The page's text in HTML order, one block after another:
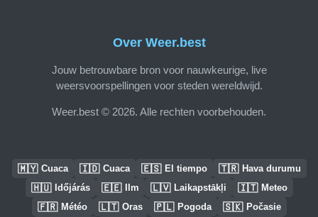
Over Weer.best
Jouw betrouwbare bron voor nauwkeurige, live
weersvoorspellingen voor steden wereldwijd.
Weer.best © 2026. Alle rechten voorbehouden.
🇲🇾 Cuaca 🇮🇩 Cuaca 🇪🇸 El tiempo 🇹🇷 Hava durumu
🇭🇺 Időjárás 🇪🇪 Ilm 🇱🇻 Laikapstākļi 🇮🇹 Meteo
🇫🇷 Météo 🇱🇹 Oras 🇵🇱 Pogoda 🇸🇰 Počasie